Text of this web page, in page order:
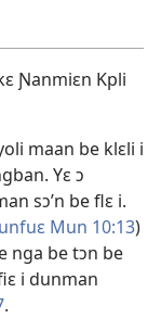
Ɲanmiɛn Kpli
maan be klɛli i
Yɛ ɔ
sɔ’n be flɛ i.
Mun 10:13)
nga be tɔn be
i dunman
.